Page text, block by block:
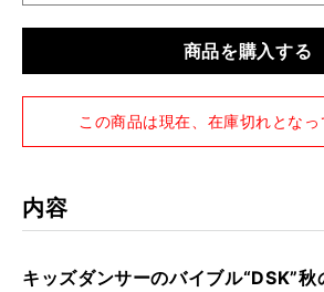
商品を購入する
この商品は現在、在庫切れとなっ
内容
キッズダンサーのバイブル“DSK”秋